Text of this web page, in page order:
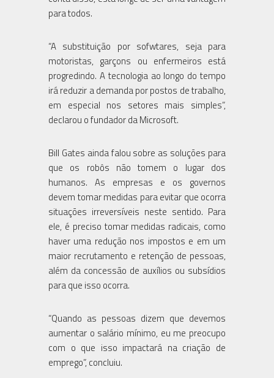
para todos.
“A substituição por sofwtares, seja para
motoristas, garçons ou enfermeiros está
progredindo. A tecnologia ao longo do tempo
irá reduzir a demanda por postos de trabalho,
em especial nos setores mais simples”,
declarou o fundador da Microsoft.
Bill Gates ainda falou sobre as soluções para
que os robôs não tomem o lugar dos
humanos. As empresas e os governos
devem tomar medidas para evitar que ocorra
situações irreversíveis neste sentido. Para
ele, é preciso tomar medidas radicais, como
haver uma redução nos impostos e em um
maior recrutamento e retenção de pessoas,
além da concessão de auxílios ou subsídios
para que isso ocorra.
“Quando as pessoas dizem que devemos
aumentar o salário mínimo, eu me preocupo
com o que isso impactará na criação de
emprego”, concluiu.